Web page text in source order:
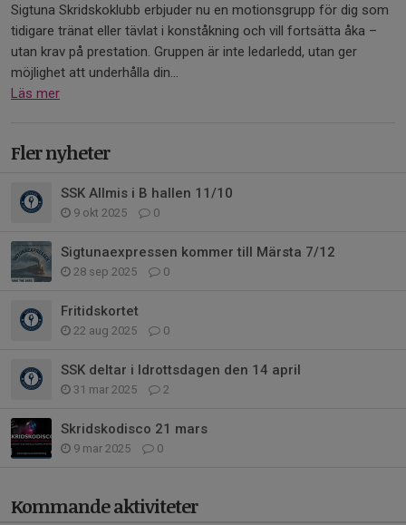
Sigtuna Skridskoklubb erbjuder nu en motionsgrupp för dig som
tidigare tränat eller tävlat i konståkning och vill fortsätta åka –
utan krav på prestation. Gruppen är inte ledarledd, utan ger
möjlighet att underhålla din...
Läs mer
Fler nyheter
SSK Allmis i B hallen 11/10
9 okt 2025 0
Sigtunaexpressen kommer till Märsta 7/12
28 sep 2025 0
Fritidskortet
22 aug 2025 0
SSK deltar i Idrottsdagen den 14 april
31 mar 2025 2
Skridskodisco 21 mars
9 mar 2025 0
Kommande aktiviteter